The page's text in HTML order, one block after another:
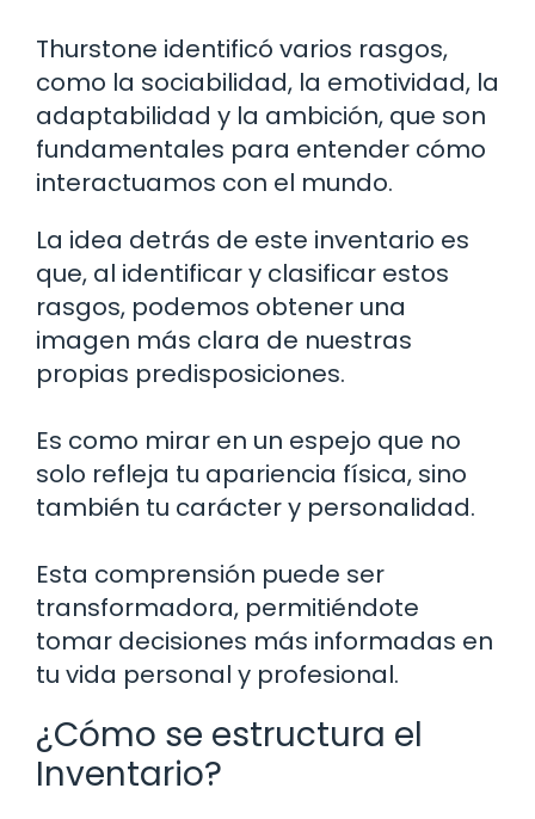
Thurstone identificó varios rasgos,
como la sociabilidad, la emotividad, la
adaptabilidad y la ambición, que son
fundamentales para entender cómo
interactuamos con el mundo.
La idea detrás de este inventario es
que, al identificar y clasificar estos
rasgos, podemos obtener una
imagen más clara de nuestras
propias predisposiciones.
Es como mirar en un espejo que no
solo refleja tu apariencia física, sino
también tu carácter y personalidad.
Esta comprensión puede ser
transformadora, permitiéndote
tomar decisiones más informadas en
tu vida personal y profesional.
¿Cómo se estructura el
Inventario?